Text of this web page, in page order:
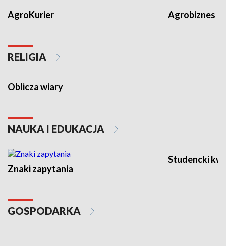
AgroKurier Agrobiznes
RELIGIA
Oblicza wiary
NAUKA I EDUKACJA
Znaki zapytania
Studencki
GOSPODARKA